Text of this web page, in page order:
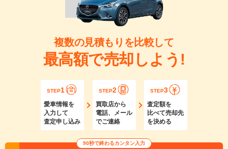
複数の見積もりを比較して
最高額で売却しよう!
STEP1
愛車情報を
入力して
査定申し込み
STEP2
買取店から
電話、メール
でご連絡
STEP3
査定額を
比べて売却先
を決める
90秒で終わるカンタン入力